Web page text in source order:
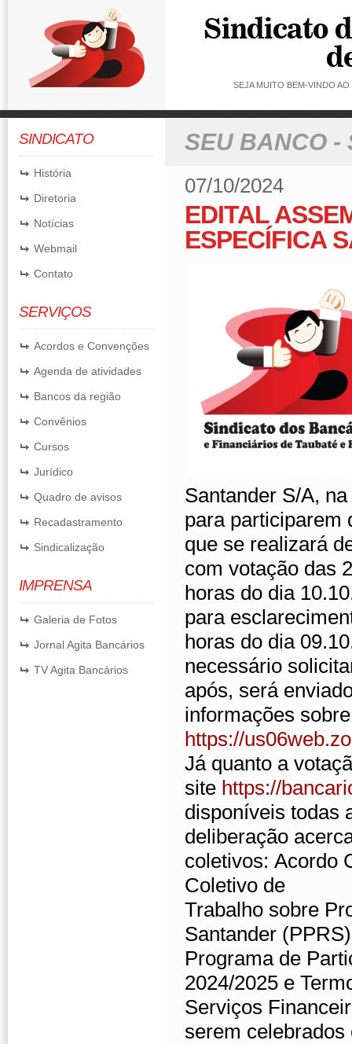
SEJA MUITO BEM-VINDO
SINDICATO
História
Diretoria
Notícias
Webmail
Contato
SERVIÇOS
Acordos e Convenções
Agenda de atividades
Bancos da região
Convênios
Cursos
Jurídico
Quadro de avisos
Recadastramento
Sindicalização
IMPRENSA
Galeria de Fotos
Jornal Agita Bancários
TV Agita Bancários
SEU BANCO -
07/10/2024
EDITAL
ESPECÍFICA
Santander S/A,
para participarem
que se realizará
com votação das
horas do dia
para
horas do dia
necessário
após, será
informações
https://
Já quanto a
site https://
disponíveis todas
deliberação
coletivos: Acordo
Coletivo de
Trabalho sobre
Santander
Programa de
2024/2025 e
Serviços
serem